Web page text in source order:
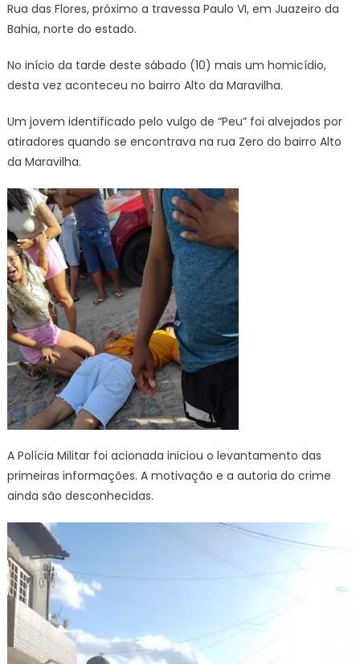
Rua das Flores, próximo a travessa Paulo VI, em Juazeiro da
Bahia, norte do estado.
No início da tarde deste sábado (10) mais um homicídio,
desta vez aconteceu no bairro Alto da Maravilha.
Um jovem identificado pelo vulgo de “Peu” foi alvejados por
atiradores quando se encontrava na rua Zero do bairro Alto
da Maravilha.
A Polícia Militar foi acionada iniciou o levantamento das
primeiras informações. A motivação e a autoria do crime
ainda são desconhecidas.
Tocador
de
vídeo